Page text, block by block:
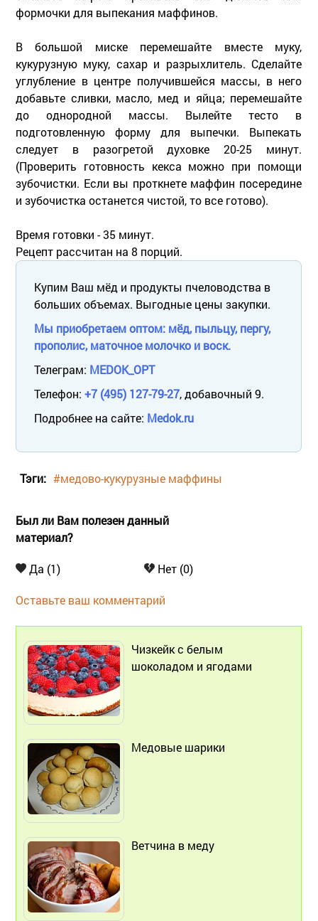
формочки для выпекания маффинов.
В большой миске перемешайте вместе муку,
кукурузную муку, сахар и разрыхлитель. Сделайте
углубление в центре получившейся массы, в него
добавьте сливки, масло, мед и яйца; перемешайте
до однородной массы. Вылейте тесто в
подготовленную форму для выпечки. Выпекать
следует в разогретой духовке 20-25 минут.
(Проверить готовность кекса можно при помощи
зубочистки. Если вы проткнете маффин посередине
и зубочистка останется чистой, то все готово).
Время готовки - 35 минут.
Рецепт рассчитан на 8 порций.
Купим Ваш мёд и продукты пчеловодства в
больших объемах. Выгодные цены закупки.
Мы приобретаем оптом: мёд, пыльцу, пергу,
прополис, маточное молочко и воск.
Телеграм: MEDOK_OPT
Телефон: +7 (495) 127-79-27, добавочный 9.
Подробнее на сайте: Medok.ru
Тэги: #медово-кукурузные маффины
Был ли Вам полезен данный
материал?
Да (1) Нет (0)
Оставьте ваш комментарий
Чизкейк с белым
шоколадом и ягодами
Медовые шарики
Ветчина в меду